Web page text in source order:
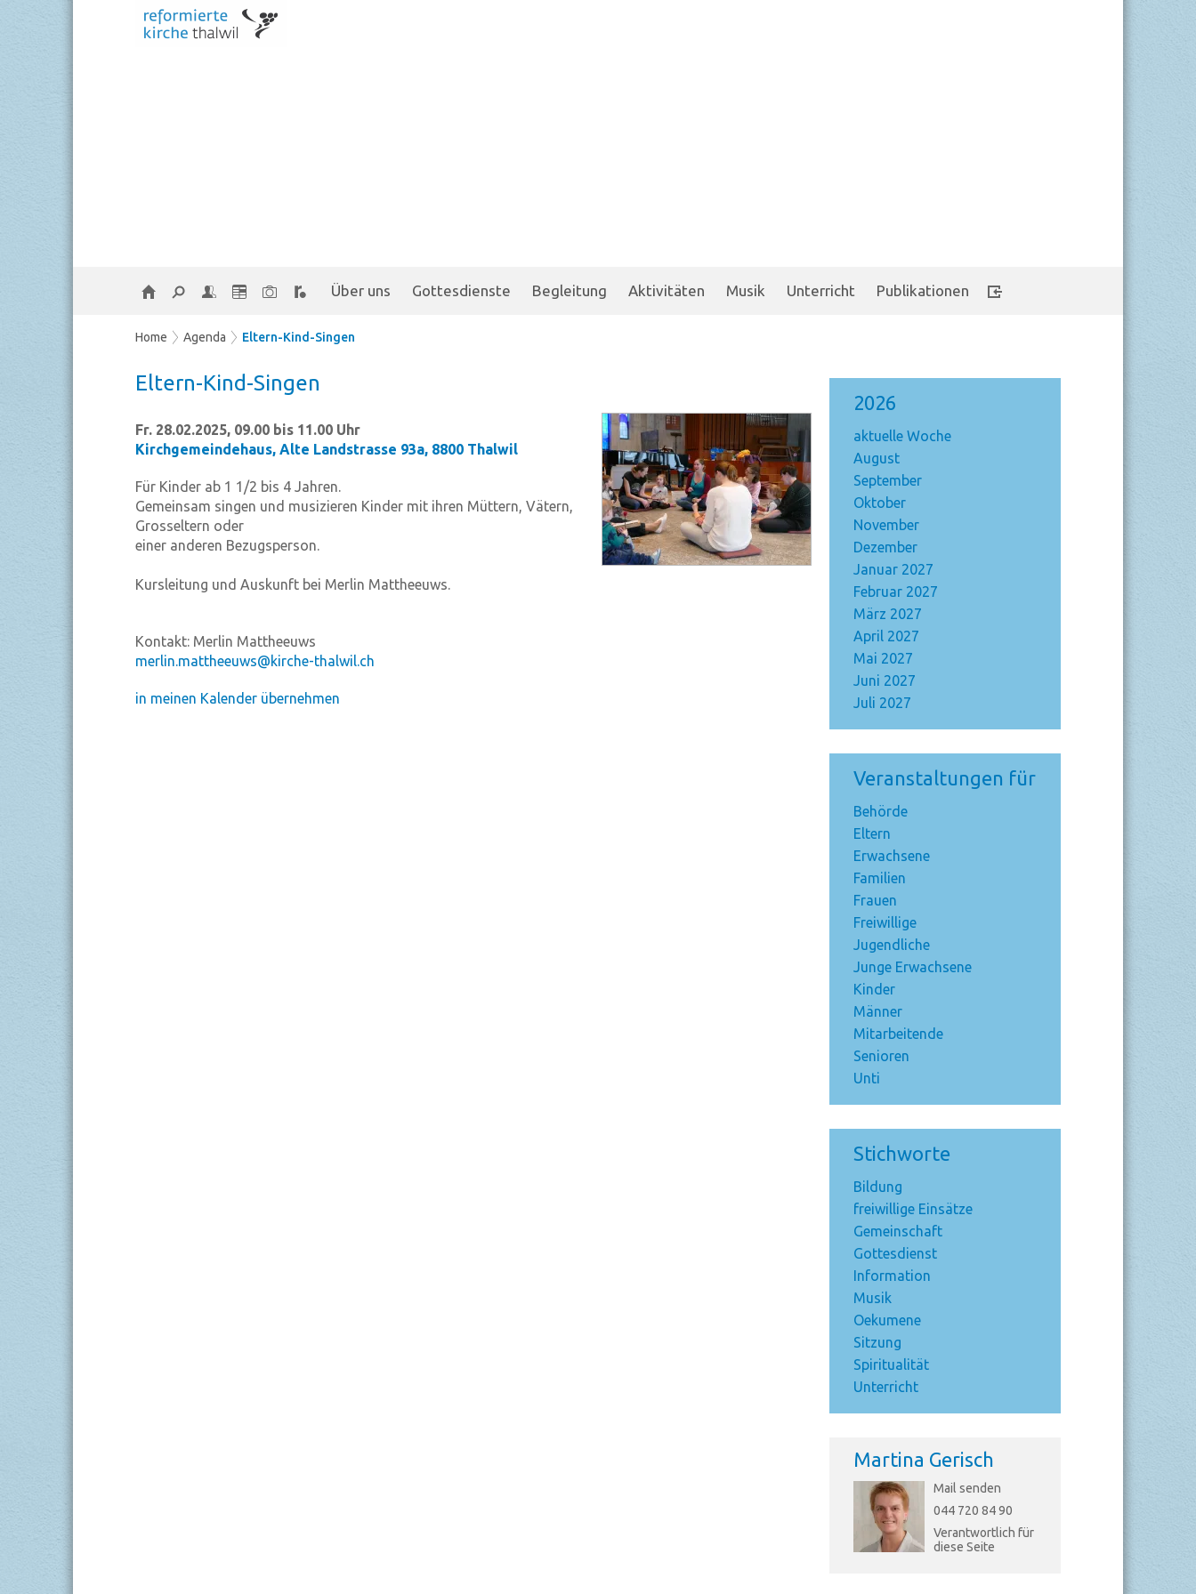
Über uns Gottesdienste Begleitung Aktivitäten Musik Unterricht Publikationen
Home Agenda Eltern-Kind-Singen
2026
aktuelle Woche
August
September
Oktober
November
Dezember
Januar 2027
Februar 2027
März 2027
April 2027
Mai 2027
Juni 2027
Juli 2027
Veranstaltungen für
Behörde
Eltern
Erwachsene
Familien
Frauen
Freiwillige
Jugendliche
Junge Erwachsene
Kinder
Männer
Mitarbeitende
Senioren
Unti
Stichworte
Bildung
freiwillige Einsätze
Gemeinschaft
Gottesdienst
Information
Musik
Oekumene
Sitzung
Spiritualität
Unterricht
Martina Gerisch
Mail senden
044 720 84 90
Verantwortlich für
diese Seite
Eltern-Kind-Singen
Fr. 28.02.2025, 09.00 bis 11.00 Uhr
Kirchgemeindehaus, Alte Landstrasse 93a, 8800 Thalwil
Für Kinder ab 1 1/2 bis 4 Jahren.
Gemeinsam singen und musizieren Kinder mit ihren Müttern, Vätern,
Grosseltern oder
einer anderen Bezugsperson.
Kursleitung und Auskunft bei Merlin Mattheeuws.
Kontakt: Merlin Mattheeuws
merlin.mattheeuws@kirche-thalwil.ch
in meinen Kalender übernehmen